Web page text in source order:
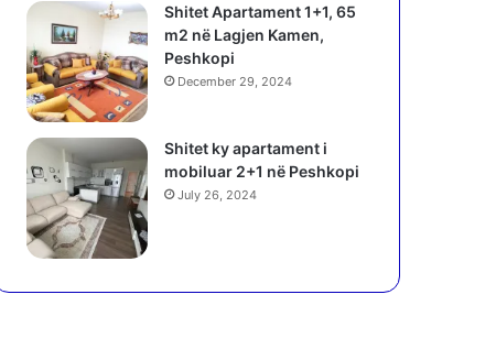
Shitet Apartament 1+1, 65
m2 në Lagjen Kamen,
Peshkopi
December 29, 2024
Shitet ky apartament i
mobiluar 2+1 në Peshkopi
July 26, 2024